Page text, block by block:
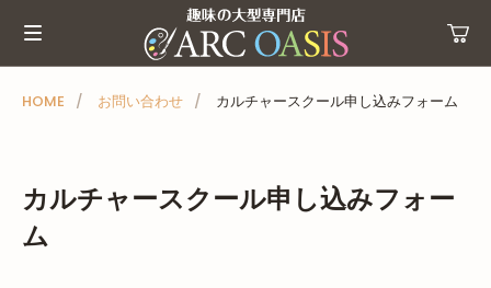
ュ
HOME お問い合わせ カルチャースクール申し込みフォーム
カルチャースクール申し込みフォー
ム